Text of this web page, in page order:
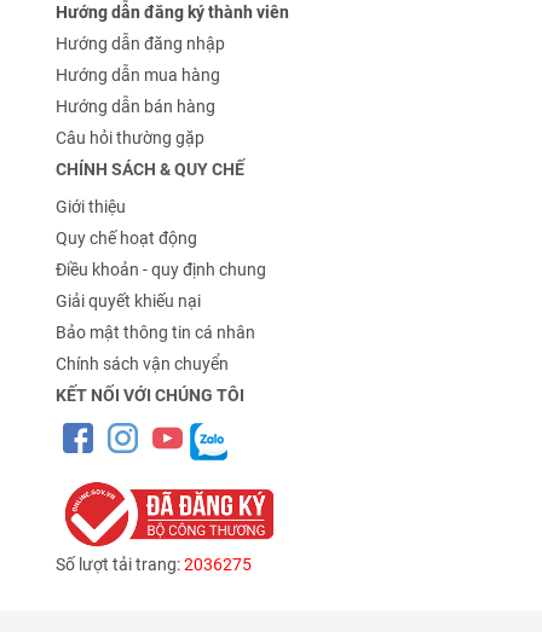
Hướng dẫn đăng ký thành viên
Hướng dẫn đăng nhập
Hướng dẫn mua hàng
Hướng dẫn bán hàng
Câu hỏi thường gặp
CHÍNH SÁCH & QUY CHẾ
Giới thiệu
Quy chế hoạt động
Điều khoản - quy định chung
Giải quyết khiếu nại
Bảo mật thông tin cá nhân
Chính sách vận chuyển
KẾT NỐI VỚI CHÚNG TÔI
Số lượt tải trang:2036275